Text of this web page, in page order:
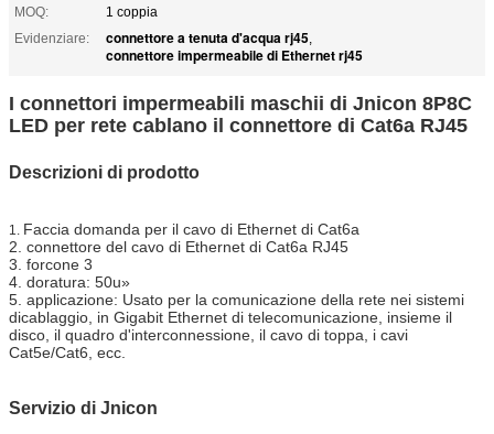
MOQ:
1 coppia
Evidenziare:
connettore a tenuta d'acqua rj45,
connettore impermeabile di Ethernet rj45
I connettori impermeabili maschii di Jnicon 8P8C
LED per rete cablano il connettore di Cat6a RJ45
Descrizioni di prodotto
1. Faccia domanda per il cavo di Ethernet di Cat6a
2. connettore del cavo di Ethernet di Cat6a RJ45
3. forcone 3
4. doratura: 50u»
5. applicazione: Usato per la comunicazione della rete nei sistemi
dicablaggio, in Gigabit Ethernet di telecomunicazione, insieme il
disco, il quadro d'interconnessione, il cavo di toppa, i cavi
Cat5e/Cat6, ecc.
Servizio di Jnicon